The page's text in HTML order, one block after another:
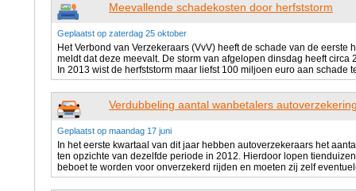
Meevallende schadekosten door herfststorm
Geplaatst op zaterdag 25 oktober
Het Verbond van Verzekeraars (VvV) heeft de schade van de eerste
meldt dat deze meevalt. De storm van afgelopen dinsdag heeft circa
In 2013 wist de herfststorm maar liefst 100 miljoen euro aan schade
Verdubbeling aantal wanbetalers
Geplaatst op maandag 17 juni
In het eerste kwartaal van dit jaar hebben autoverzekeraars het
ten opzichte van dezelfde periode in 2012. Hierdoor lopen
beboet te worden voor onverzekerd rijden en moeten zij zelf